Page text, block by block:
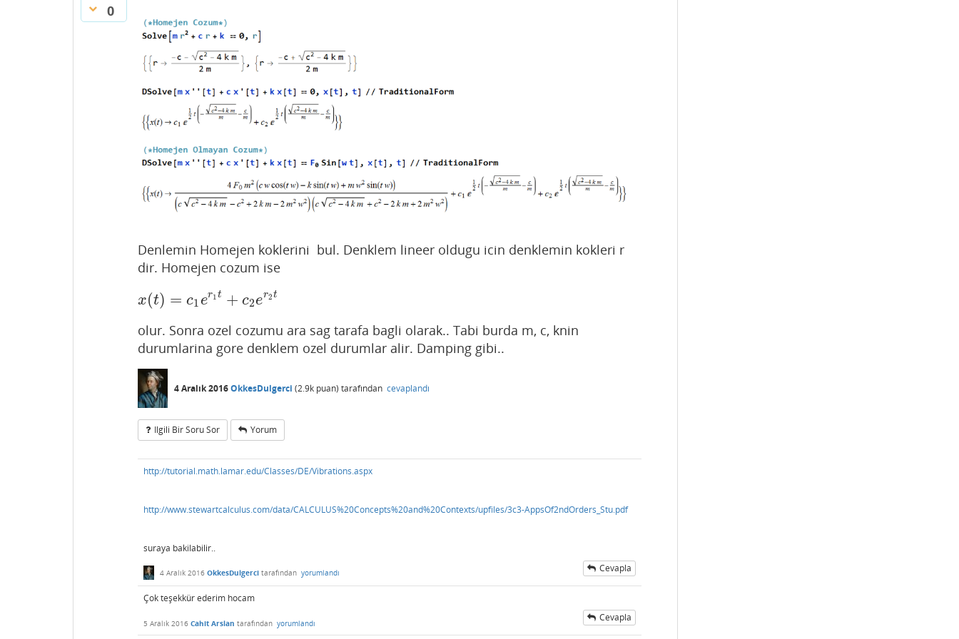
0
Denlemin Homejen koklerini bul. Denklem lineer oldugu icin denklemin kokleri r
dir. Homejen cozum ise
x(t) = c1 er1t + c2er2t
x( )=c1e r1t+ c2 er2t
olur. Sonra ozel cozumu ara sag tarafa bagli olarak.. Tabi burda m, c, knin
durumlarina gore denklem ozel durumlar alir. Damping gibi..
4 Aralık 2016OkkesDulgerci (2.9k puan) tarafından cevaplandı
Ilgili Bir Soru Sor Yorum
http://tutorial.math.lamar.edu/Classes/DE/Vibrations.aspx
http://www.stewartcalculus.com/data/CALCULUS%20Concepts%20and%20Contexts/upfiles/3c3-AppsOf2ndOrders_Stu.pdf
suraya bakilabilir..
4 Aralık 2016 OkkesDulgerci tarafından yorumlandı Cevapla
Çok teşekkür ederim hocam
5 Aralık 2016 Cahit Arslan tarafından yorumlandı Cevapla